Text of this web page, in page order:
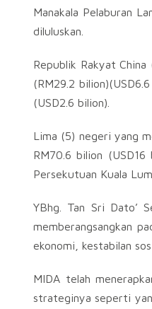
Manakala Pelaburan
diluluskan.
Republik Rakyat
(RM29.2
(USD2.6 bilion).
Lima (5) negeri yang
RM70.6 bilion
Persekutuan Kuala
YBhg. Tan Sri Dato’
memberangsangkan
ekonomi, kestabilan
MIDA telah
strateginya seperti